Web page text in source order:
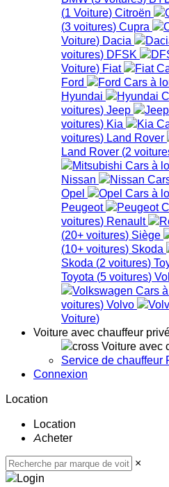
(1 Voiture) Citroën
(3 voitures) Cupra
Voiture) Dacia
voitures) DFSK
Voiture) Fiat
Ford
Hyundai
voitures) Jeep
voitures) Kia
voitures) Land Rover
Land Rover (2
Nissan
Opel
Peugeot
voitures) Renault
(20+ voitures) Siège
(10+ voitures) Skoda
Skoda (2 voitures)
Toyota (5 voitures)
voitures) Volvo
Voiture)
Voiture avec chauffeur
Voiture avec
Service de chauffeur
Connexion
Location
Location
Acheter
×